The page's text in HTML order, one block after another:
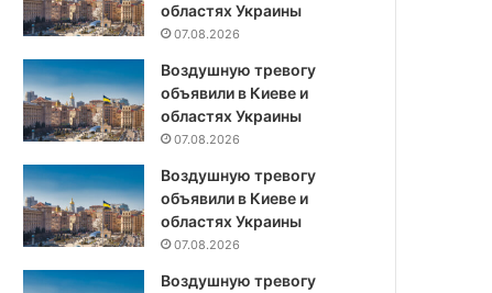
областях Украины
07.08.2026
Воздушную тревогу
объявили в Киеве и
областях Украины
07.08.2026
Воздушную тревогу
объявили в Киеве и
областях Украины
07.08.2026
Воздушную тревогу